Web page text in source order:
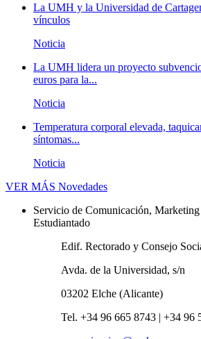
La UMH y la Universidad de
vínculos
Noticia
La UMH lidera un proyecto
euros para la...
Noticia
Temperatura corporal elevada,
síntomas...
Noticia
VER MÁS Novedades
Servicio de Comunicación,
Estudiantado
Edif. Rectorado y Consejo
Avda. de la Universidad, s/n
03202 Elche (Alicante)
Tel. +34 96 665 8743 | +34 96